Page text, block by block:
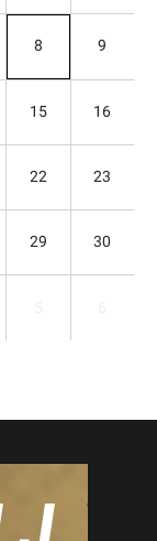
8 9
15 16
22 23
29 30